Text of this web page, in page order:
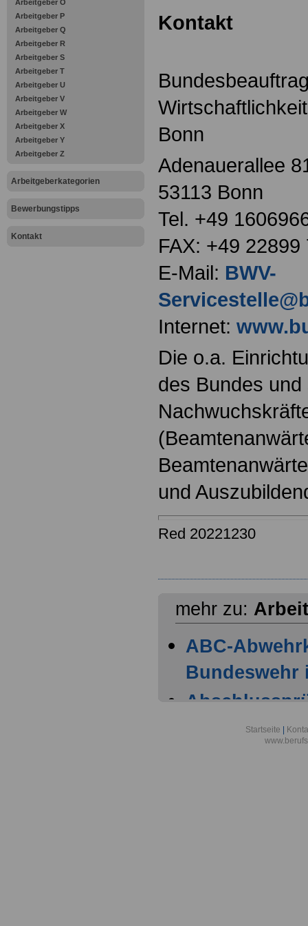
Arbeitgeber O
Arbeitgeber P
Arbeitgeber Q
Arbeitgeber R
Arbeitgeber S
Arbeitgeber T
Arbeitgeber U
Arbeitgeber V
Arbeitgeber W
Arbeitgeber X
Arbeitgeber Y
Arbeitgeber Z
Arbeitgeberkategorien
Bewerbungstipps
Kontakt
Kontakt
Bonn
Adenauerallee
53113 Bonn
Tel. +49
FAX: +49 22899
E-Mail: BWV-
Internet:
Die o.a.
des Bundes und
und
Red 20221230
mehr zu:
ABC-
Bundeswehr
Startseite